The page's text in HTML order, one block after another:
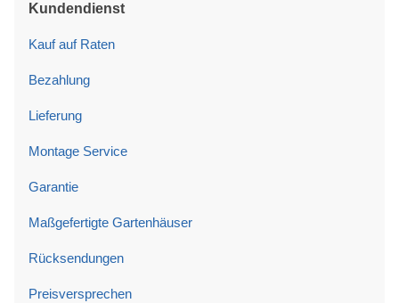
Kundendienst
Kauf auf Raten
Bezahlung
Lieferung
Montage Service
Garantie
Maßgefertigte Gartenhäuser
Rücksendungen
Preisversprechen